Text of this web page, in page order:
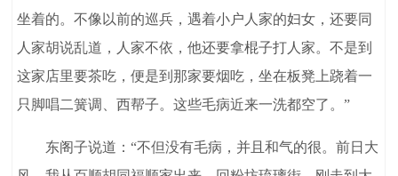
坐着的。不像以前的巡兵，遇着小户人家的妇女，还要同
人家胡说乱道，人家不依，他还要拿棍子打人家。不是到
这家店里要茶吃，便是到那家要烟吃，坐在板凳上跷着一
只脚唱二簧调、西帮子。这些毛病近来一洗都空了。”
东阁子说道：“不但没有毛病，并且和气的很。前日大